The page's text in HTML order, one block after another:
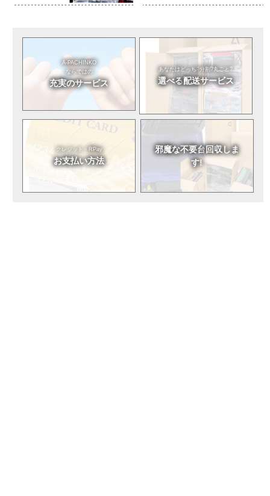
A-PACHINKO
ならではの
充実のサービス
あなたはどっち?分割?丸ごと?
選べる配送サービス
クレジット・RPay
お支払い方法
邪魔な不要台回収しま
す!